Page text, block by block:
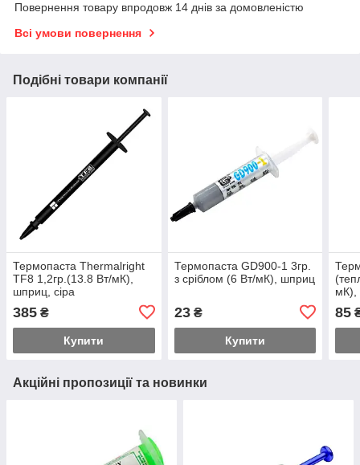
Повернення товару впродовж 14 днів за домовленістю
Всі умови повернення
Подібні товари компанії
Термопаста Thermalright
TF8 1,2гр.(13.8 Вт/мК),
шприц, сіра
385 ₴
Купити
Термопаста GD900-1 3гр.
з сріблом (6 Вт/мК), шприц
23₴
Купити
мК),
85
Акційні пропозиції та новинки